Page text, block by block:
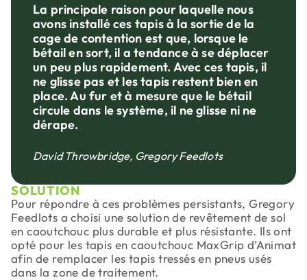
La principale raison pour laquelle nous
avons installé ces tapis à la sortie de la
cage de contention est que, lorsque le
bétail en sort, il a tendance à se déplacer
un peu plus rapidement. Avec ces tapis, il
ne glisse pas et les tapis restent bien en
place. Au fur et à mesure que le bétail
circule dans le système, il ne glisse ni ne
dérape.
David Throwbridge, Gregory Feedlots
SOLUTION
Pour répondre à ces problèmes persistants, Gregory
Feedlots a choisi une solution de revêtement de sol
en caoutchouc plus durable et plus résistante. Ils ont
opté pour les tapis en caoutchouc MaxGrip d’Animat
afin de remplacer les tapis tressés en pneus usés
dans la zone de traitement.